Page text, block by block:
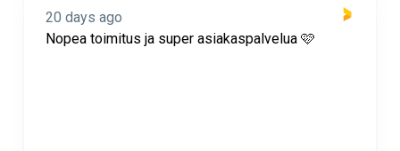
20 days ago
Nopea toimitus ja super asiakaspalvelua 🩷